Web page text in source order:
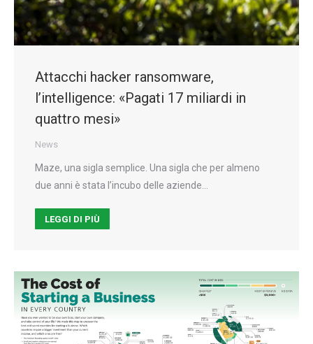
Attacchi hacker ransomware,
l’intelligence: «Pagati 17 miliardi in
quattro mesi»
News
Maze, una sigla semplice. Una sigla che per almeno
due anni è stata l’incubo delle aziende…
LEGGI DI PIÙ